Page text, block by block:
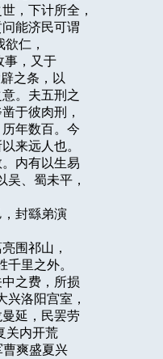
，下计所全，
能济民可谓
仁，
事，又于
之条，以
。夫五刑之
于彼肉刑，
年数百。今
来远人也。
内有以生易
、蜀未平，
，封繇弟演
围祁山，
里之外。
之费，所损
洛阳宫室，
延，民罢劳
关内开荒
爽盛夏兴